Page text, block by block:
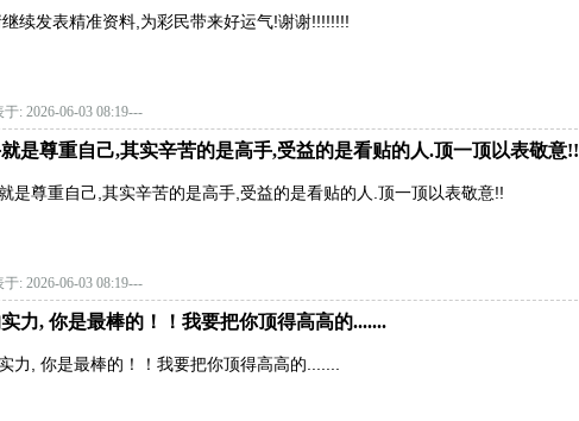
续发表精准资料,为彩民带来好运气!谢谢!!!!!!!!
: 2026-06-03 08:19---
是尊重自己,其实辛苦的是高手,受益的是看贴的人.顶一顶以表敬意!!
是尊重自己,其实辛苦的是高手,受益的是看贴的人.顶一顶以表敬意!!
: 2026-06-03 08:19---
力, 你是最棒的！！我要把你顶得高高的.......
力, 你是最棒的！！我要把你顶得高高的.......